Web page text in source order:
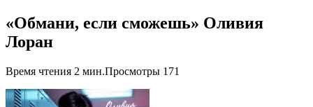
«Обмани, если сможешь» Оливия
Лоран
Время чтения 2 мин.Просмотры 171